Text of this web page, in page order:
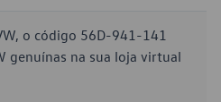
o código 56D-941-141
genuínas na sua loja virtual